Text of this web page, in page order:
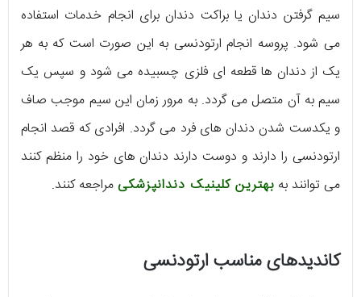
سیم گرفتن دندان یا براکت دندان برای انجام خدمات استفاده
می شود. پروسه انجام ارتودنسی به این صورت است که به هر
یک از دندان ها قطعه ای فلزی چسبیده می شود و سپس یک
سیم به آن متصل می گردد. به مرور زمان این سیم موجب صاف
و یکدست شدن دندان های فرد می گردد. افرادی که قصد انجام
ارتودنسی را دارند و دوست دارند دندان های خود را منظم کنند
می توانند به بهترین کلینیک دندانپزشکیمراجعه کنند.
کاندیدهای مناسب ارتودنسی